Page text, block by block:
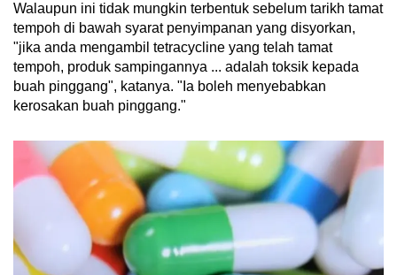
Walaupun ini tidak mungkin terbentuk sebelum tarikh tamat
tempoh di bawah syarat penyimpanan yang disyorkan,
"jika anda mengambil tetracycline yang telah tamat
tempoh, produk sampingannya ... adalah toksik kepada
buah pinggang", katanya. "Ia boleh menyebabkan
kerosakan buah pinggang."